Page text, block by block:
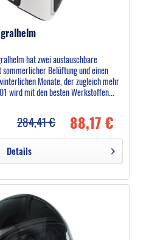
hat zwei austauschbare
Belüftung und einen
Monate, der zugleich mehr
wird mit den besten Werkstoffen...
88,17 €
284,41 €
Details